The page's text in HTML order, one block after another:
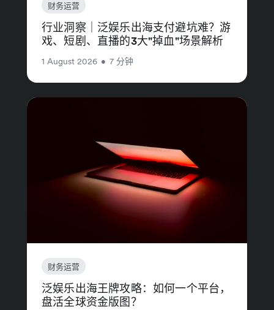
财务运营
行业洞察｜泛娱乐出海支付避坑难？游
戏、短剧、直播的3大"掉血"场景解析
1 August 2026 • 7 分钟
财务运营
泛娱乐出海王牌攻略：如何一个平台，
盘活全球资金版图？